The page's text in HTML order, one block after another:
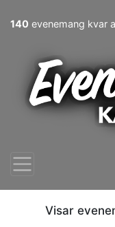
140 evenemang kvar
Visar